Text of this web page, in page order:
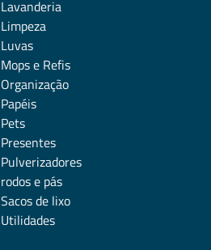
Lavanderia
Limpeza
Luvas
Mops e Refis
Organização
Papéis
Pets
Presentes
Pulverizadores
rodos e pás
Sacos de lixo
Utilidades